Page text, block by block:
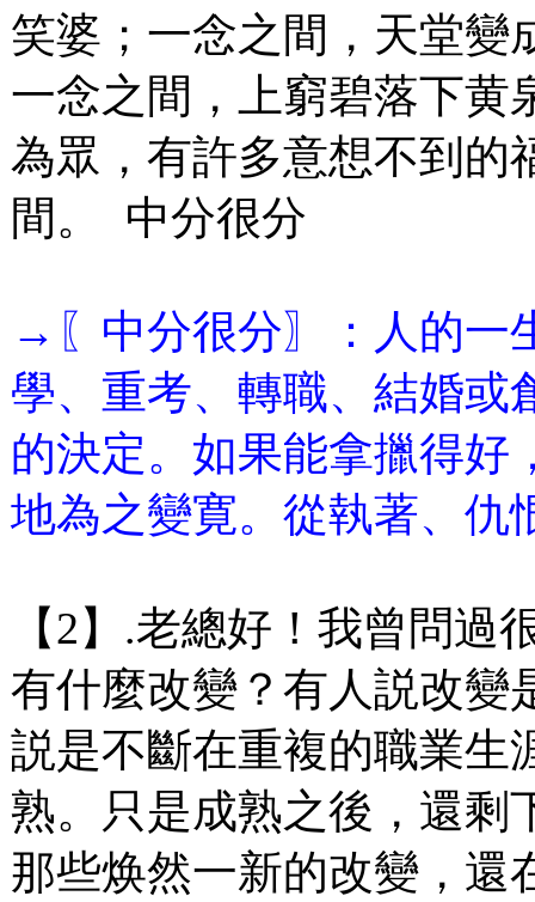
笑婆；一念之間，天堂變
一念之間，上窮碧落下黄
為眾，有許多意想不到的
間。 中分很分
→〖中分很分〗：人的一
學、重考、轉職、結婚或
的決定。如果能拿擸得好
地為之變寛。從執著、仇
【2】.老總好！我曾問
有什麼改變？有人説改變
説是不斷在重複的職業生
熟。只是成熟之後，還剩
那些焕然一新的改變，還